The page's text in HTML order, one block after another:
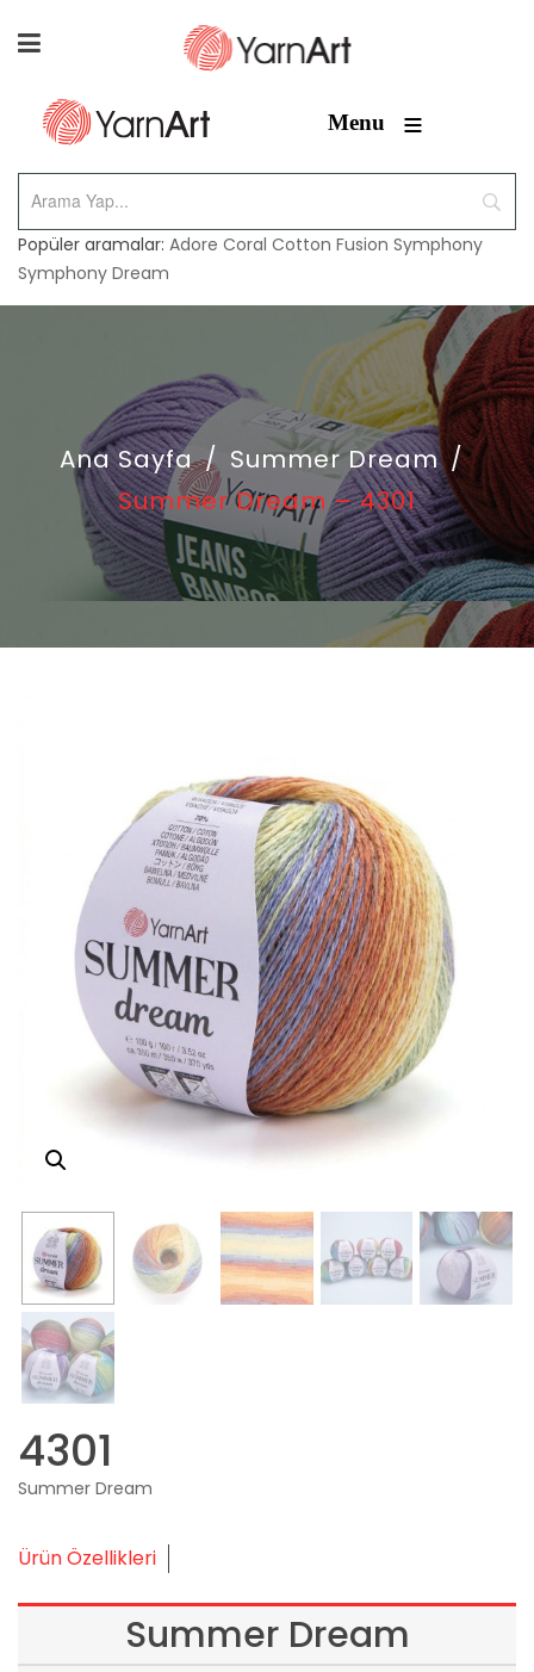
Menu ≡
Popüler aramalar: Adore Coral Cotton Fusion Symphony
Symphony Dream
Ana Sayfa / Summer Dream /
Summer Dream – 4301
4301
Summer Dream
Ürün Özellikleri
Summer Dream